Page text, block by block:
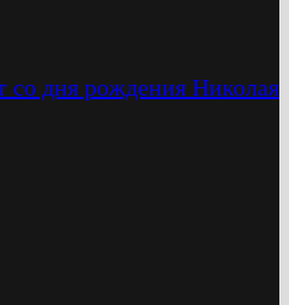
со дня рождения Николая